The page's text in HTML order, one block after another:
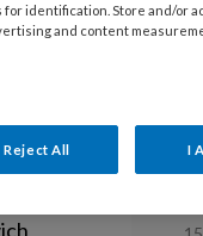
identification. Store and/or
and content
Reject All I